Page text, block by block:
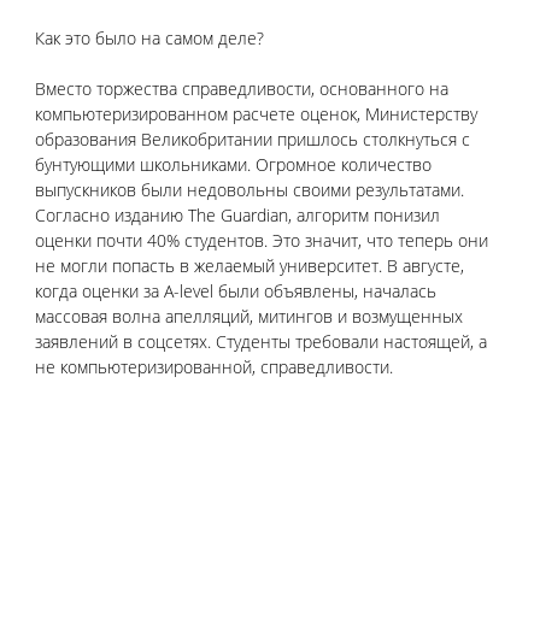
Как это было на самом деле?
Вместо торжества справедливости, основанного на
компьютеризированном расчете оценок, Министерству
образования Великобритании пришлось столкнуться с
бунтующими школьниками. Огромное количество
выпускников были недовольны своими результатами.
Согласно изданию The Guardian, алгоритм понизил
оценки почти 40% студентов. Это значит, что теперь они
не могли попасть в желаемый университет. В августе,
когда оценки за A-level были объявлены, началась
массовая волна апелляций, митингов и возмущенных
заявлений в соцсетях. Студенты требовали настоящей, а
не компьютеризированной, справедливости.